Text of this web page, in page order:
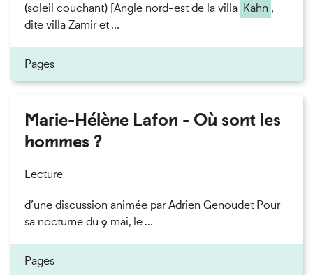
(soleil couchant) [Angle nord-est de la villa Kahn ,
dite villa Zamir et ...
Pages
Marie-Hélène Lafon - Où sont les
hommes ?
Lecture
d’une discussion animée par Adrien Genoudet Pour
sa nocturne du 9 mai, le ...
Pages